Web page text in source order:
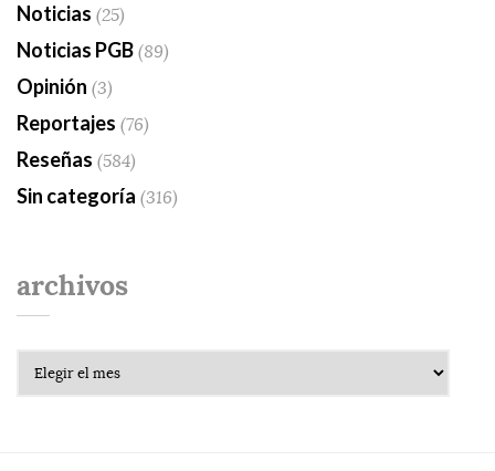
Noticias (25)
Noticias PGB(89)
Opinión (3)
Reportajes (76)
Reseñas (584)
Sin categoría (316)
archivos